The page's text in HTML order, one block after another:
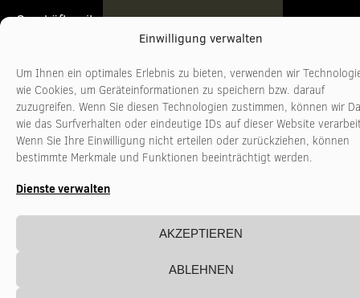
Einwilligung verwalten
Um Ihnen ein optimales Erlebnis zu bieten, verwenden wir
wie Cookies, um Geräteinformationen zu speichern bzw. darauf
zuzugreifen. Wenn Sie diesen Technologien zustimmen, können wir
wie das Surfverhalten oder eindeutige IDs auf dieser Website
Wenn Sie Ihre Einwilligung nicht erteilen oder zurückziehen, können
bestimmte Merkmale und Funktionen beeinträchtigt werden.
Dienste verwalten
AKZEPTIEREN
ABLEHNEN
Geschäftszeiten
10:00 - 17:00 Uhr
Freitag 10:00 - 16:00 Uhr
221
www.stadtkultur-
nrw.de